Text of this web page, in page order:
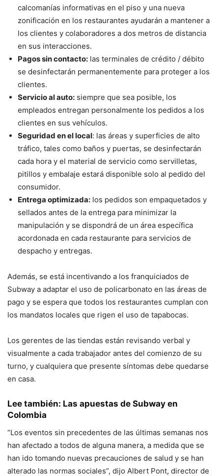
calcomanías informativas en el piso y una nueva
zonificación en los restaurantes ayudarán a mantener a
los clientes y colaboradores a dos metros de distancia
en sus interacciones.
Pagos sin contacto: las terminales de crédito / débito
se desinfectarán permanentemente para proteger a los
clientes.
Servicio al auto: siempre que sea posible, los
empleados entregan personalmente los pedidos a los
clientes en sus vehículos.
Seguridad en el local: las áreas y superficies de alto
tráfico, tales como baños y puertas, se desinfectarán
cada hora y el material de servicio como servilletas,
pitillos y embalaje estará disponible solo al pedido del
consumidor.
Entrega optimizada: los pedidos son empaquetados y
sellados antes de la entrega para minimizar la
manipulación y se dispondrá de un área específica
acordonada en cada restaurante para servicios de
despacho y entregas.
Además, se está incentivando a los franquiciados de
Subway a adaptar el uso de policarbonato en las áreas de
pago y se espera que todos los restaurantes cumplan con
los mandatos locales que rigen el uso de tapabocas.
Los gerentes de las tiendas están revisando verbal y
visualmente a cada trabajador antes del comienzo de su
turno, y cualquiera que presente síntomas debe quedarse
en casa.
Lee también: Las apuestas de Subway en
Colombia
“Los eventos sin precedentes de las últimas semanas nos
han afectado a todos de alguna manera, a medida que se
han ido tomando nuevas precauciones de salud y se han
alterado las normas sociales”, dijo Albert Pont, director de